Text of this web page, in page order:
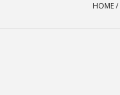
HOME/